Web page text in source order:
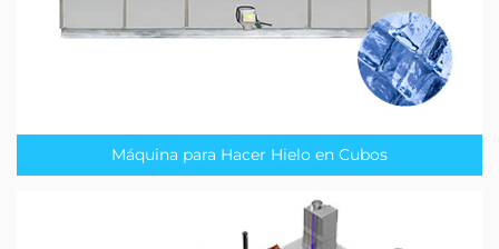
Máquina para Hacer Hielo en Cubos